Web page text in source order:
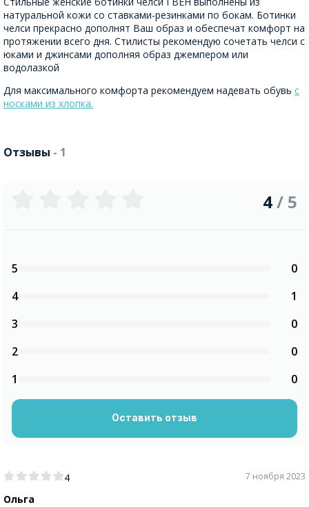
натуральной кожи со ставками-резинками по бокам. Ботинки
челси прекрасно дополнят Ваш образ и обеспечат комфорт на
протяжении всего дня. Стилисты рекомендую сочетать челси с
юками и джинсами дополняя образ джемпером или
водолазкой
Для максимального комфорта рекомендуем надевать обувь с
носками из хлопка.
Отзывы - 1
4
Ольга
7 ноября 2023
4/ 5
5
0
4
1
3
0
2
0
1
0
Оставить отзыв